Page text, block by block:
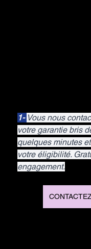
1- Vous nous
votre garantie bris
quelques minutes
votre éligibilité.
engagement.